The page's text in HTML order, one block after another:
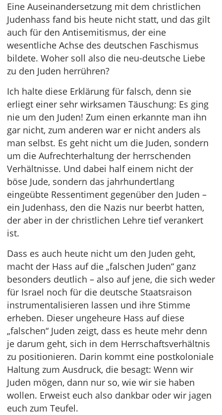
Eine Auseinandersetzung mit dem christlichen
Judenhass fand bis heute nicht statt, und das gilt
auch für den Antisemitismus, der eine
wesentliche Achse des deutschen Faschismus
bildete. Woher soll also die neu-deutsche Liebe
zu den Juden herrühren?
Ich halte diese Erklärung für falsch, denn sie
erliegt einer sehr wirksamen Täuschung: Es ging
nie um den Juden! Zum einen erkannte man ihn
gar nicht, zum anderen war er nicht anders als
man selbst. Es geht nicht um die Juden, sondern
um die Aufrechterhaltung der herrschenden
Verhältnisse. Und dabei half einem nicht der
böse Jude, sondern das jahrhundertlang
eingeübte Ressentiment gegenüber den Juden –
ein Judenhass, den die Nazis nur beerbt hatten,
der aber in der christlichen Lehre tief verankert
ist.
Dass es auch heute nicht um den Juden geht,
macht der Hass auf die „falschen Juden“ ganz
besonders deutlich – also auf jene, die sich weder
für Israel noch für die deutsche Staatsraison
instrumentalisieren lassen und ihre Stimme
erheben. Dieser ungeheure Hass auf diese
„falschen“ Juden zeigt, dass es heute mehr denn
je darum geht, sich in dem Herrschaftsverhältnis
zu positionieren. Darin kommt eine postkoloniale
Haltung zum Ausdruck, die besagt: Wenn wir
Juden mögen, dann nur so, wie wir sie haben
wollen. Erweist euch also dankbar oder wir jagen
euch zum Teufel.